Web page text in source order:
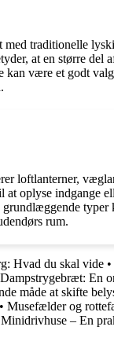
traditionelle
at en større del
være et godt
loftlanterner,
oplyse indgange
rum.
Hvad du skal vide •
Dampstrygebræt: En
måde at skifte
Musefælder og
Minidrivhuse – En